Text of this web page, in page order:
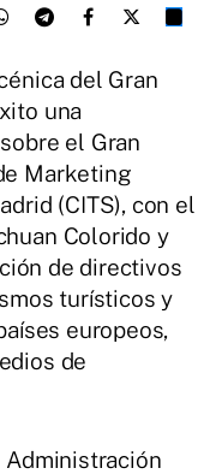
del Gran
una
el Gran
Marketing
(CITS), con el
Colorido y
de directivos
turísticos y
europeos,
de
Administración